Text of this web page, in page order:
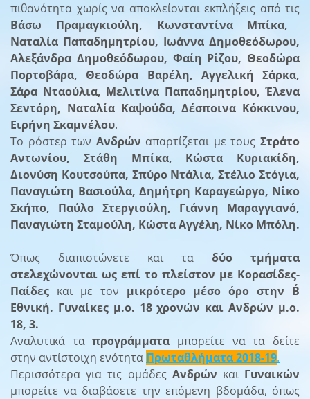
πιθανότητα χωρίς να αποκλείονται εκπλήξεις από τις
Βάσω Πραμαγκιούλη, Κωνσταντίνα Μπίκα,
Ναταλία Παπαδημητρίου, Ιωάννα Δημοθεόδωρου,
Αλεξάνδρα Δημοθεόδωρου, Φαίη Ρίζου, Θεοδώρα
Πορτοβάρα, Θεοδώρα Βαρέλη, Αγγελική Σάρκα,
Σάρα Νταούλια, Μελιτίνα Παπαδημητρίου, Έλενα
Σεντόρη, Ναταλία Καψούδα, Δέσποινα Κόκκινου,
Ειρήνη Σκαμνέλου.
Το ρόστερ των Ανδρών απαρτίζεται με τουςΣτράτο
Αντωνίου, Στάθη Μπίκα, Κώστα Κυριακίδη,
Διονύση Κουτσούπα, Σπύρο Ντάλια, Στέλιο Στόγια,
Παναγιώτη Βασιούλα, Δημήτρη Καραγεώργο, Νίκο
Σκήπο, Παύλο Στεργιούλη, Γιάννη Μαραγγιανό,
Παναγιώτη Σταμούλη, Κώστα Αγγέλη, Νίκο Μπόλη.
Όπως διαπιστώνετε και τα δύο τμήματα
στελεχώνονται ως επί το πλείστον με Κορασίδες-
Παίδες και με τον μικρότερο μέσο όρο στην Β΄
Εθνική. Γυναίκες μ.ο. 18 χρονών και Ανδρών μ.ο.
18, 3.
Αναλυτικά ταπρογράμματα μπορείτε να τα δείτε
στην αντίστοιχη ενότητα Πρωταθλήματα 2018-19.
Περισσότερα για τις ομάδες Ανδρών και Γυναικών
μπορείτε να διαβάσετε την επόμενη βδομάδα, όπως